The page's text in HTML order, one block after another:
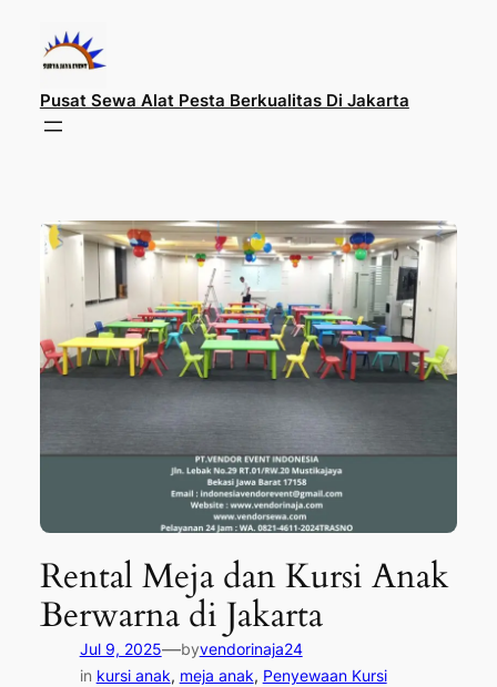
konten
Pusat Sewa Alat Pesta Berkualitas Di Jakarta
Rental Meja dan Kursi Anak
Berwarna di Jakarta
Jul 9, 2025—byvendorinaja24
in kursi anak, meja anak, Penyewaan Kursi